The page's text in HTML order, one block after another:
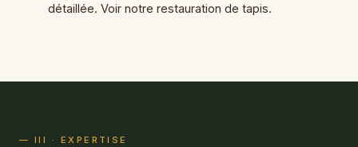
détaillée. Voir notre restauration de tapis.
— III · EXPERTISE